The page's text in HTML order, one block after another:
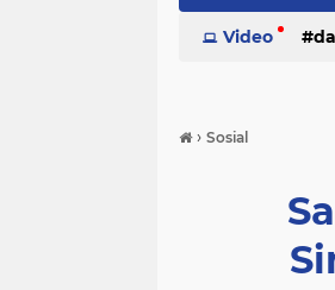
Video
› Sosial